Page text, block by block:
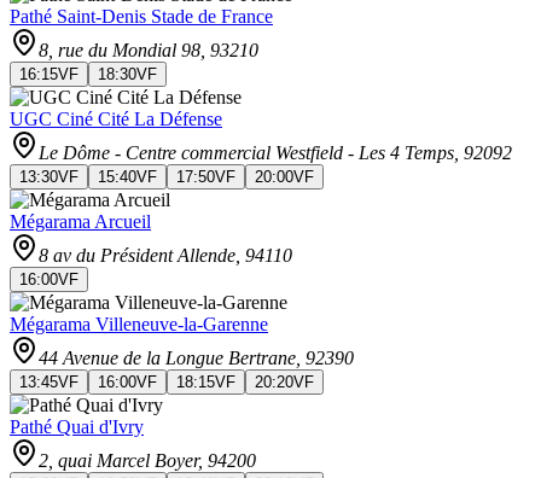
Pathé Saint-Denis Stade de France
8, rue du Mondial 98 , 93210
16:15VF 18:30VF
UGC Ciné Cité La Défense
Le Dôme - Centre commercial Westfield - Les 4 Temps , 92092
13:30VF 15:40VF 17:50VF 20:00VF
Mégarama Arcueil
8 av du Président Allende , 94110
16:00VF
Mégarama Villeneuve-la-Garenne
44 Avenue de la Longue Bertrane , 92390
13:45VF 16:00VF 18:15VF 20:20VF
Pathé Quai d'Ivry
2, quai Marcel Boyer, 94200